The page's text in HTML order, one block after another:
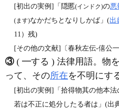
[初出の実例]「隠慝(インドク)の悪
(ます)なかだちとなりしかば」(出
11）残)
[その他の文献]〔春秋左伝‐僖公一
③( ━する ) 法律用語。物
って、その所在を不明にす
[初出の実例]「拾得物其の他本
若は不正に処分したる者は」(出